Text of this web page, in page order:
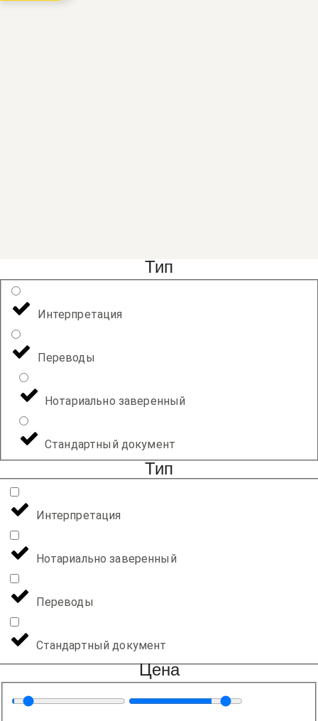
Тип
Интерпретация
Переводы
Нотариально заверенный
Стандартный документ
Тип
Интерпретация
Нотариально заверенный
Переводы
Стандартный документ
Цена